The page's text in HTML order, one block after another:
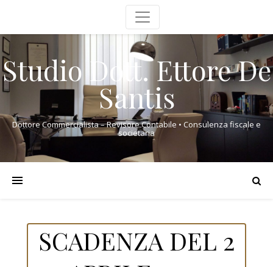
Studio Dott. Ettore De
Santis
Dottore Commercialista – Revisore Contabile • Consulenza fiscale e
societaria
SCADENZA DEL 2